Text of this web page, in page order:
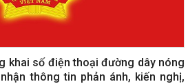
khai số điện thoại đường dây nóng
thông tin phản ánh, kiến nghị,